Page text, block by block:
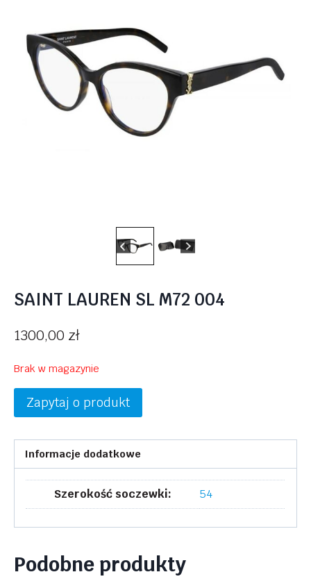
SAINT LAUREN SL M72 004
1300,00 zł
Brak w magazynie
Zapytaj o produkt
Informacje dodatkowe
Szerokość soczewki: 54
Podobne produkty